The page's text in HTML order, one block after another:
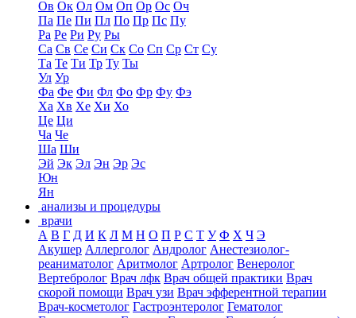
Ов Ок Ол Ом Оп Ор Ос Оч
Па Пе Пи Пл По Пр Пс Пу
Ра Ре Ри Ру Ры
Са Св Се Си Ск Со Сп Ср Ст Су
Та Те Ти Тр Ту Ты
Ул Ур
Фа Фе Фи Фл Фо Фр Фу Фэ
Ха Хв Хе Хи Хо
Це Ци
Ча Че
Ша Ши
Эй Эк Эл Эн Эр Эс
Юн
Ян
анализы и процедуры
врачи
А В Г Д И К Л М Н О П Р С Т У Ф Х Ч Э
Акушер Аллерголог Андролог Анестезиолог-
реаниматолог Аритмолог Артролог Венеролог
Вертебролог Врач лфк Врач общей практики Врач
скорой помощи Врач узи Врач эфферентной терапии
Врач-косметолог Гастроэнтеролог Гематолог